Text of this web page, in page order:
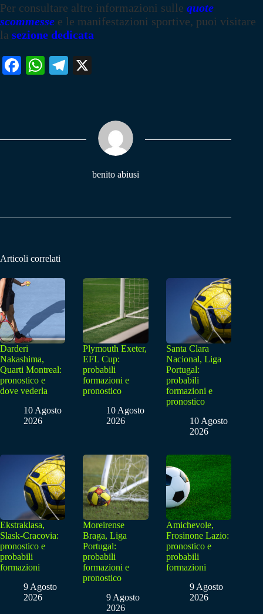
Per consultare altre informazioni sulle quote
scommesse e le manifestazioni sportive, puoi visitare
la sezione dedicata
Fa W
pp
Te
m
benito abiusi
Articoli correlati
Darderi
Nakashima,
Quarti Montreal:
pronostico e
dove vederla
10 Agosto
2026
Plymouth Exeter,
EFL Cup:
probabili
formazioni e
pronostico
10 Agosto
2026
Santa Clara
Nacional, Liga
Portugal:
probabili
formazioni e
pronostico
10 Agosto
2026
Ekstraklasa,
Slask-Cracovia:
pronostico e
probabili
formazioni
9 Agosto
2026
Moreirense
Braga, Liga
Portugal:
probabili
formazioni e
pronostico
9 Agosto
2026
Amichevole,
Frosinone Lazio:
pronostico e
probabili
formazioni
9 Agosto
2026